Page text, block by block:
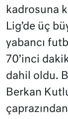
kadrosuna
Lig’de üç
yabancı
70’inci
dahil oldu.
Berkan